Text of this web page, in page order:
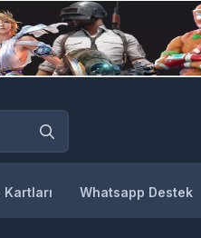
Kartları Whatsapp Destek